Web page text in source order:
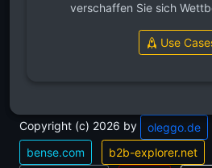
verschaffen Sie sich
Use
Copyright (c) 2026 by oleggo.de
bense.com
b2b-explorer.net